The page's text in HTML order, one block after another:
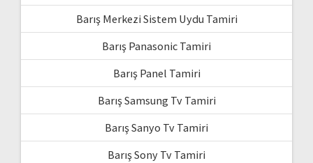
Barış Merkezi Sistem Uydu Tamiri
Barış Panasonic Tamiri
Barış Panel Tamiri
Barış Samsung Tv Tamiri
Barış Sanyo Tv Tamiri
Barış Sony Tv Tamiri